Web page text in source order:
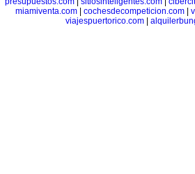
miamiventa.com
cochesdecompeticion.com
viajespuertorico.com|